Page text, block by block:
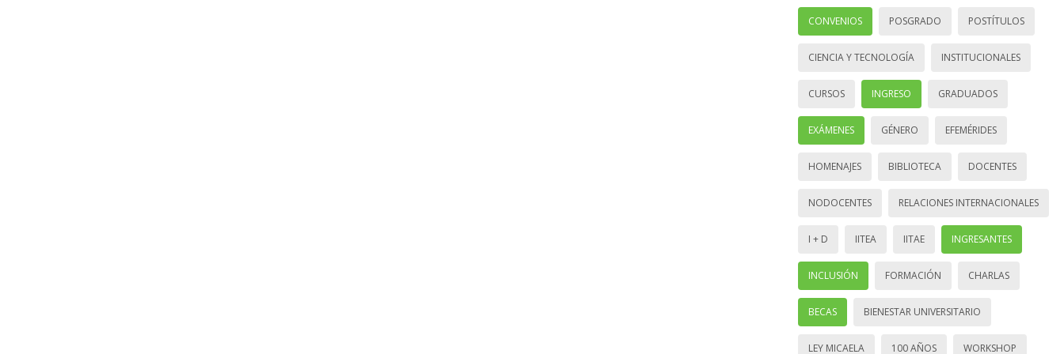
CONVENIOS POSGRADO POSTÍTULOS
CIENCIA Y TECNOLOGÍA INSTITUCIONALES
CURSOS INGRESO GRADUADOS
EXÁMENES GÉNERO EFEMÉRIDES
HOMENAJES BIBLIOTECA DOCENTES
NODOCENTES RELACIONES INTERNACIONALES
I + D IITEA IITAE INGRESANTES
INCLUSIÓN FORMACIÓN CHARLAS
BECAS BIENESTAR UNIVERSITARIO
LEY MICAELA 100 AÑOS WORKSHOP